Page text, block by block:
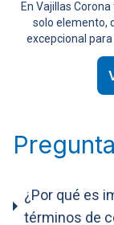
En Vajillas
solo elemento,
excepcional
¿Por qué es
términos de